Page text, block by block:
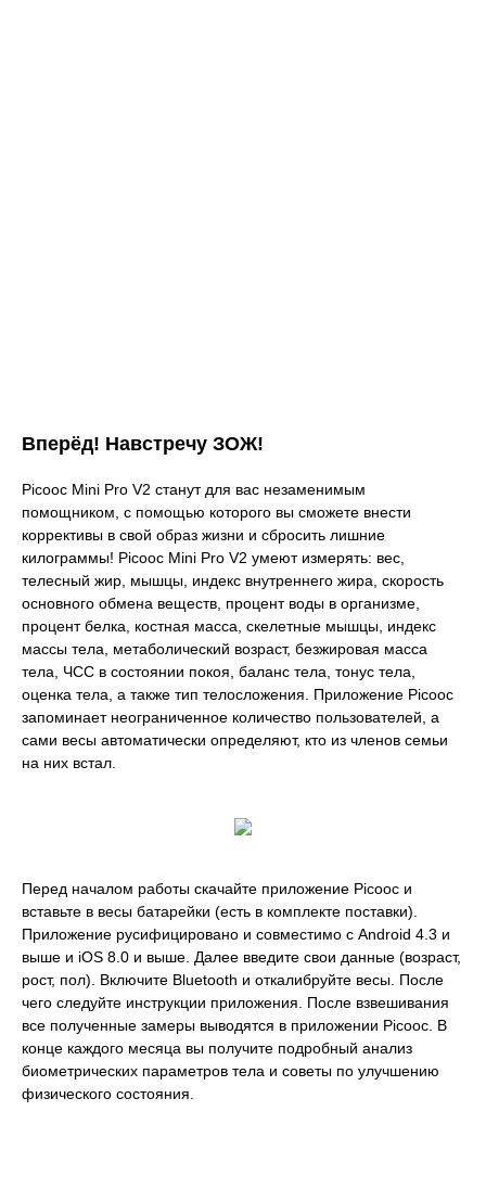
Вперёд! Навстречу ЗОЖ!
Picooc Mini Pro V2 станут для вас незаменимым
помощником, с помощью которого вы сможете внести
коррективы в свой образ жизни и сбросить лишние
килограммы! Picooc Mini Pro V2 умеют измерять: вес,
телесный жир, мышцы, индекс внутреннего жира, скорость
основного обмена веществ, процент воды в организме,
процент белка, костная масса, скелетные мышцы, индекс
массы тела, метаболический возраст, безжировая масса
тела, ЧСС в состоянии покоя, баланс тела, тонус тела,
оценка тела, а также тип телосложения. Приложение Picooc
запоминает неограниченное количество пользователей, а
сами весы автоматически определяют, кто из членов семьи
на них встал.
Перед началом работы скачайте приложение Picooc и
вставьте в весы батарейки (есть в комплекте поставки).
Приложение русифицировано и совместимо с Android 4.3 и
выше и iOS 8.0 и выше. Далее введите свои данные (возраст,
рост, пол). Включите Bluetooth и откалибруйте весы. После
чего следуйте инструкции приложения. После взвешивания
все полученные замеры выводятся в приложении Picooc. В
конце каждого месяца вы получите подробный анализ
биометрических параметров тела и советы по улучшению
физического состояния.